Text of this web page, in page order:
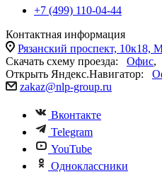
+7 (499) 110-04-44
Контактная информация
Рязанский проспект, 10к18,
Скачать схему проезда: Офис,
Открыть Яндекс.Навигатор:
zakaz@nlp-group.ru
Вконтакте
Telegram
YouTube
Одноклассники